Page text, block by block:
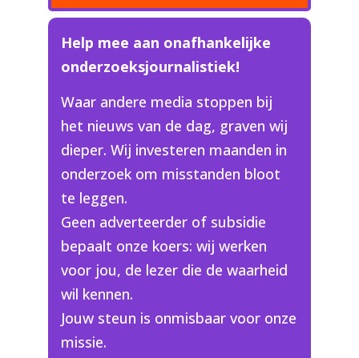
Help mee aan onafhankelijke
onderzoeksjournalistiek!
Waar andere media stoppen bij
het nieuws van de dag, graven wij
dieper. Wij investeren maanden in
onderzoek om misstanden bloot
te leggen.
Geen adverteerder of subsidie
bepaalt onze koers: wij werken
voor jou, de lezer die de waarheid
wil kennen.
Jouw steun is onmisbaar voor onze
missie.